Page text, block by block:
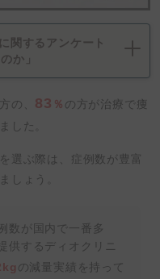
関するアンケート
か」
の、 83 ％ の方が治療で痩
した。
選ぶ際は、症例数が豊富
しょう。
数が国内で一番多
供するディオクリニ
の減量実績を持って